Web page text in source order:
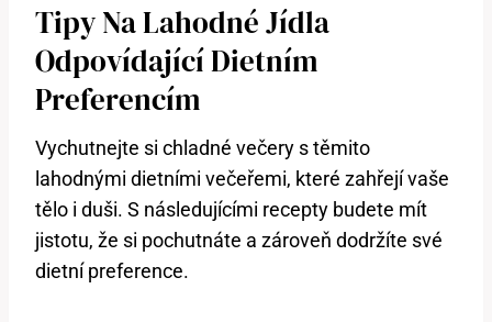
Tipy Na Lahodné Jídla
Odpovídající Dietním
Preferencím
Vychutnejte si chladné večery s těmito
lahodnými dietními večeřemi, které zahřejí vaše
tělo i duši. S následujícími recepty budete mít
jistotu, že si pochutnáte a zároveň dodržíte své
dietní preference.